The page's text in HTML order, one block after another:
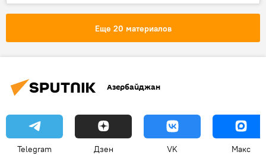
Рамиль Джаббаров
Франшиза
Франчайзинг
Азербайджан
Еще 20 материалов
Азербайджан
Telegram Дзен VK Макс